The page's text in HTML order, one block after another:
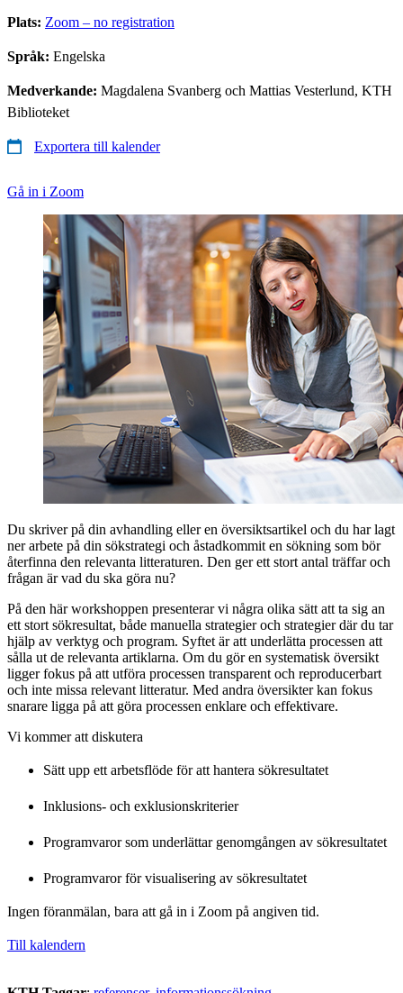
Plats: Zoom – no registration
Språk: Engelska
Medverkande: Magdalena Svanberg och Mattias Vesterlund, KTH
Biblioteket
Exportera till kalender
Gå in i Zoom
Du skriver på din avhandling eller en översiktsartikel och du har lagt
ner arbete på din sökstrategi och åstadkommit en sökning som bör
återfinna den relevanta litteraturen. Den ger ett stort antal träffar och
frågan är vad du ska göra nu?
På den här workshoppen presenterar vi några olika sätt att ta sig an
ett stort sökresultat, både manuella strategier och strategier där du tar
hjälp av verktyg och program. Syftet är att underlätta processen att
sålla ut de relevanta artiklarna. Om du gör en systematisk översikt
ligger fokus på att utföra processen transparent och reproducerbart
och inte missa relevant litteratur. Med andra översikter kan fokus
snarare ligga på att göra processen enklare och effektivare.
Vi kommer att diskutera
Sätt upp ett arbetsflöde för att hantera sökresultatet
Inklusions- och exklusionskriterier
Programvaror som underlättar genomgången av sökresultatet
Programvaror för visualisering av sökresultatet
Ingen föranmälan, bara att gå in i Zoom på angiven tid.
Till kalendern